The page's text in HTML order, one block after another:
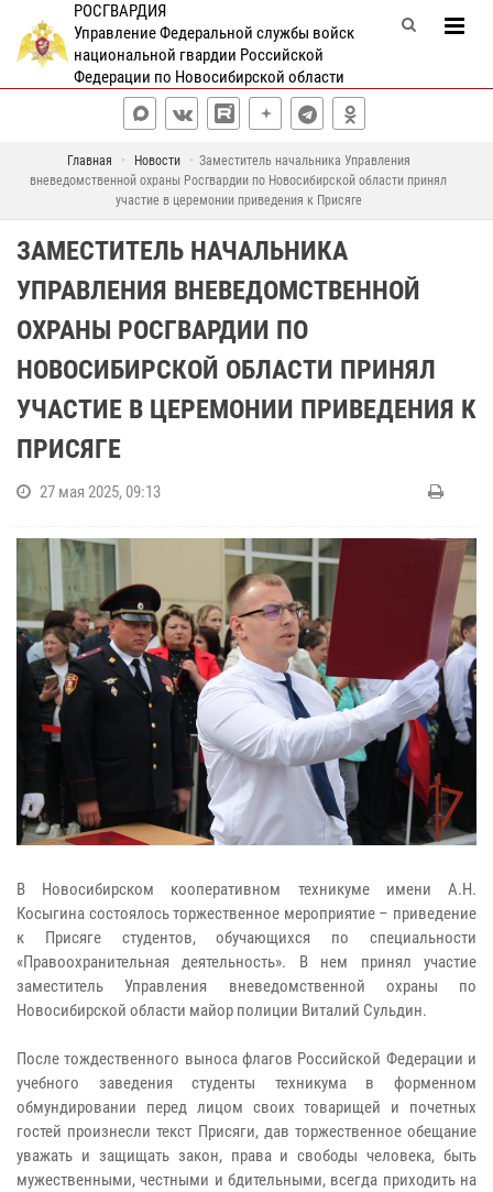
РОСГВАРДИЯ
Управление Федеральной службы войск
национальной гвардии Российской
Федерации по Новосибирской области
Главная Новости
Заместитель начальника Управления
вневедомственной охраны Росгвардии по Новосибирской области принял
участие в церемонии приведения к Присяге
ЗАМЕСТИТЕЛЬ НАЧАЛЬНИКА
УПРАВЛЕНИЯ ВНЕВЕДОМСТВЕННОЙ
ОХРАНЫ РОСГВАРДИИ ПО
НОВОСИБИРСКОЙ ОБЛАСТИ ПРИНЯЛ
УЧАСТИЕ В ЦЕРЕМОНИИ ПРИВЕДЕНИЯ К
ПРИСЯГЕ
27 мая 2025, 09:13
В Новосибирском кооперативном техникуме имени А.Н.
Косыгина состоялось торжественное мероприятие – приведение
к Присяге студентов, обучающихся по специальности
«Правоохранительная деятельность». В нем принял участие
заместитель Управления вневедомственной охраны по
Новосибирской области майор полиции Виталий Сульдин.
После тождественного выноса флагов Российской Федерации и
учебного заведения студенты техникума в форменном
обмундировании перед лицом своих товарищей и почетных
гостей произнесли текст Присяги, дав торжественное обещание
уважать и защищать закон, права и свободы человека, быть
мужественными, честными и бдительными, всегда приходить на